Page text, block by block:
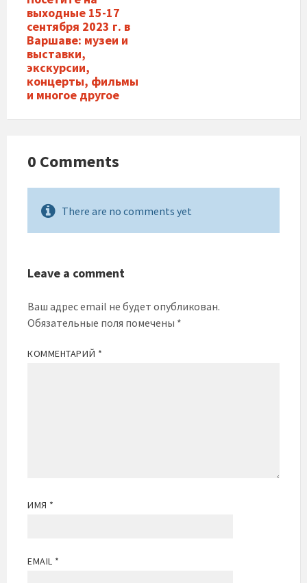
выходные 15-17
сентября 2023 г. в
Варшаве: музеи и
выставки,
экскурсии,
концерты, фильмы
и многое другое
0 Comments
There are no comments yet
Leave a comment
Ваш адрес email не будет опубликован.
Обязательные поля помечены *
КОММЕНТАРИЙ *
ИМЯ *
EMAIL *